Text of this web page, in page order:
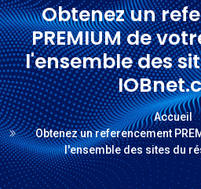
Obtenez un
PREMIUM de
l'ensemble des
Accueil
Obtenez un referencement
l'ensemble des sites du